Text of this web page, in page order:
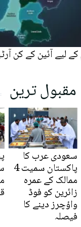
لیے آئین کے کن
مقبول ترین
سعودی عرب کا
پاکستان سمیت 4
ممالک کے عمرہ
زائرین کو فوڈ
واؤچرز دینے کا
فیصلہ